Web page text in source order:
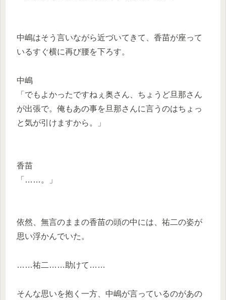
中嶋はそう言いながら近づいてきて、香苗が座って
いるすぐ横に再び腰を下ろす。
中嶋
「でもよかったですねぇ奥さん、ちょうど旦那さん
が出張で。俺もあの事を旦那さんに言うのはちょっ
と気が引けますから。」
香苗
「……。」
依然、無言のままの香苗の頭の中には、祐二の姿が
思い浮かんでいた。
……祐二……助けて……
そんな思いを抱く一方、中嶋が言っているのがあの